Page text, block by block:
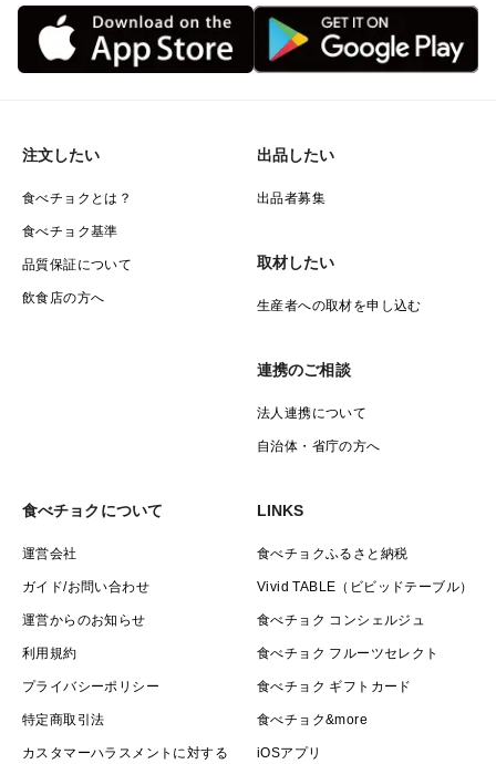
注文したい
食べチョクとは？
食べチョク基準
品質保証について
飲食店の方へ
出品したい
出品者募集
取材したい
生産者への取材を申し込む
連携のご相談
法人連携について
自治体・省庁の方へ
食べチョクについて
運営会社
ガイド/お問い合わせ
運営からのお知らせ
利用規約
プライバシーポリシー
特定商取引法
カスタマーハラスメントに対する
LINKS
食べチョクふるさと納税
Vivid TABLE（ビビッドテーブル）
食べチョク コンシェルジュ
食べチョク フルーツセレクト
食べチョク ギフトカード
食べチョク&more
iOSアプリ